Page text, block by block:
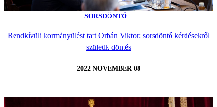
SORSDÖNTŐ
Rendkívüli kormányülést tart Orbán Viktor: sorsdöntő kérdésekről
születik döntés
2022 NOVEMBER 08